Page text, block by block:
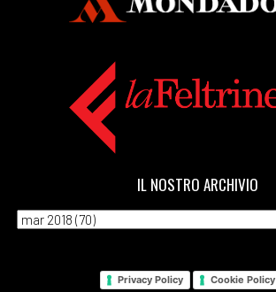
IL NOSTRO ARCHIVIO
Privacy Policy Cookie Policy